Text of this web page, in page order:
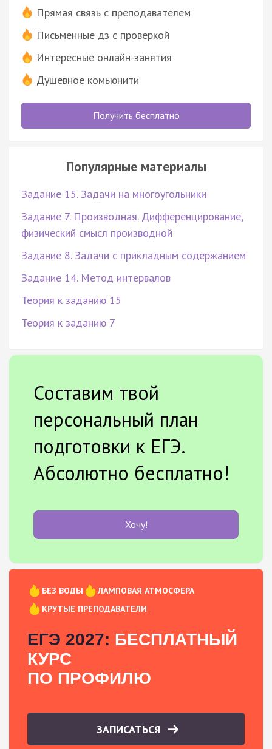
Прямая связь с преподавателем
Письменные дз с проверкой
Интересные онлайн-занятия
Душевное комьюнити
Получить бесплатно
Популярные материалы
Задание 15. Задачи на многоугольники
Задание 7. Производная. Дифференцирование,
физический смысл производной
Задание 8. Задачи с прикладным содержанием
Задание 14. Метод интервалов
Теория к заданию 15
Теория к заданию 7
Составим твой
персональный план
подготовки к ЕГЭ.
Абсолютно бесплатно!
Хочу!
БЕЗ ВОДЫ
ЛАМПОВАЯ АТМОСФЕРА
КРУТЫЕ ПРЕПОДАВАТЕЛИ
ЕГЭ 2027: БЕСПЛАТНЫЙ
КУРС
ПО ПРОФИЛЮ
ЗАПИСАТЬСЯ